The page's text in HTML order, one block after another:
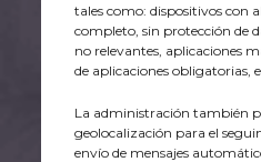
tales como: dispositivos con
completo, sin protección de
no relevantes, aplicaciones
de aplicaciones obligatorias,
La administración también
geolocalización para el
envío de mensajes